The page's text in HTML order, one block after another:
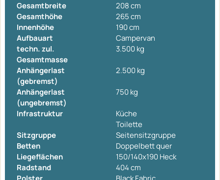
Gesamtbreite
208 cm
Gesamthöhe
265 cm
Innenhöhe
190 cm
Aufbauart
Campervan
techn. zul.
Gesamtmasse
3.500 kg
Anhängerlast
(gebremst)
2.500 kg
Anhängerlast
(ungebremst)
750 kg
Infrastruktur
Küche
Toilette
Sitzgruppe
Seitensitzgruppe
Betten
Doppelbett quer
Liegeflächen
150/140x190 Heck
Radstand
404 cm